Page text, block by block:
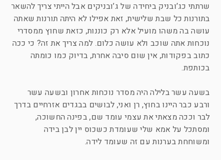
שרתתי כג’ובניק ביחידה של ג’ובניקים אבל הייתי צריך להשאר
בתורנות כל שבת שלישית, זאת אפילו לא היתה תורנות שאתה
עושה בה משהו מועיל אלא רק כוננות, כזאת שחוץ ממסדרי
נוכחות אתה שוכב ולא עושה כלום. למה צריך את זה? כי ככה
כתוב בפקודות, אין שום סיבה אחרת, בדיוק כמו כומתה
בכותפת.
בשעה עשר בלילה היה מסדר נוכחות אחרון ובשעה עשר
ורבע כבר היינו בחוץ, רן ואני, לבושים בבגדים אזרחיים בדרך
לבר וככה מצאתי את עצמי עומד שם, בפינה החשוכה,
ומסתכל על אמא שלי שעומדת כשכוס יין לבן בידה
ומשוחחת בערנות עם זה שעומד לידה.